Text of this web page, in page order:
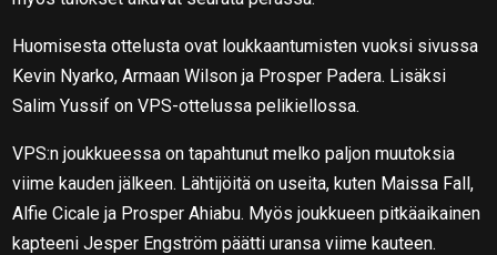
Huomisesta ottelusta ovat loukkaantumisten vuoksi sivussa
Kevin Nyarko, Armaan Wilson ja Prosper Padera. Lisäksi
Salim Yussif on VPS-ottelussa pelikiellossa.
VPS:n joukkueessa on tapahtunut melko paljon muutoksia
viime kauden jälkeen. Lähtijöitä on useita, kuten Maissa Fall,
Alfie Cicale ja Prosper Ahiabu. Myös joukkueen pitkäaikainen
kapteeni Jesper Engström päätti uransa viime kauteen.